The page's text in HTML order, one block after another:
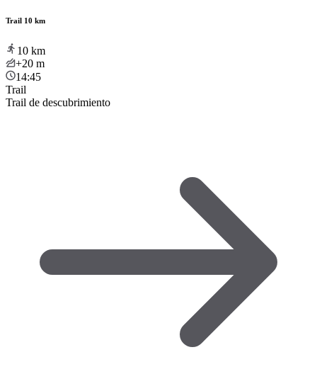
Trail 10 km
10 km
+20 m
14:45
Trail
Trail de descubrimiento